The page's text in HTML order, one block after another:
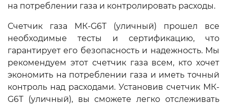
на потреблении газа и контролировать расходы.
Счетчик газа МК-G6T (уличный) прошел все
необходимые тесты и сертификацию, что
гарантирует его безопасность и надежность. Мы
рекомендуем этот счетчик газа всем, кто хочет
экономить на потреблении газа и иметь точный
контроль над расходами. Установив счетчик МК-
G6T (уличный), вы сможете легко отслеживать